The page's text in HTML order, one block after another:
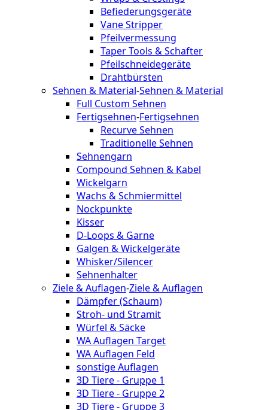
Befiederungsgeräte
Vane Stripper
Pfeilvermessung
Taper Tools & Schafter
Pfeilschneidegeräte
Drahtbürsten
Sehnen & Material-Sehnen & Material
Full Custom Sehnen
Fertigsehnen-Fertigsehnen
Recurve Sehnen
Traditionelle Sehnen
Sehnengarn
Compound Sehnen & Kabel
Wickelgarn
Wachs & Schmiermittel
Nockpunkte
Kisser
D-Loops & Garne
Galgen & Wickelgeräte
Whisker/Silencer
Sehnenhalter
Ziele & Auflagen-Ziele & Auflagen
Dämpfer (Schaum)
Stroh- und Stramit
Würfel & Säcke
WA Auflagen Target
WA Auflagen Feld
sonstige Auflagen
3D Tiere - Gruppe 1
3D Tiere - Gruppe 2
3D Tiere - Gruppe 3